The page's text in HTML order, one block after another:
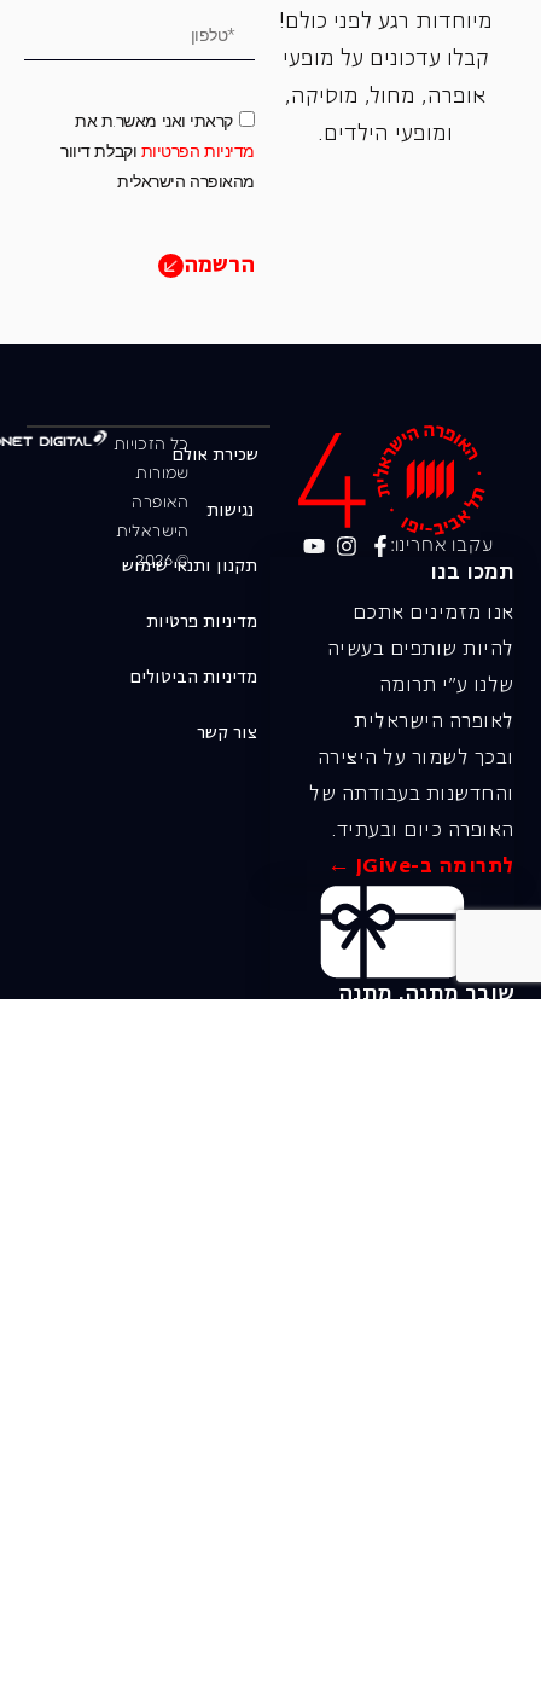
מיוחדות רגע לפני כולם!
קבלו עדכונים על מופעי
אופרה, ‏מחול, ‏מוסיקה,
ומופעי הילדים.
קראתי ואני מאשר.ת את
מדיניות הפרטיות וקבלת דיוור
מהאופרה הישראלית
הרשמה
עקבו אחרינו:
תמכו בנו
אנו מזמינים אתכם
להיות שותפים בעשיה
שלנו ע"י תרומה
לאופרה הישראלית
ובכך לשמור על היצירה
והחדשנות בעבודתה של
האופרה כיום ובעתיד.
לתרומה ב-JGive ←
שובר מתנה. מתנה
כל הזכויות
שמורות
האופרה
הישראלית
© 2026
שכירת אולם
נגישות
תקנון ותנאי שימוש
מדיניות פרטיות
מדיניות הביטולים
צור קשר